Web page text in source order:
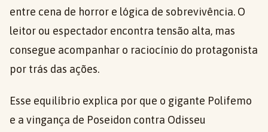
entre cena de horror e lógica de sobrevivência. O
leitor ou espectador encontra tensão alta, mas
consegue acompanhar o raciocínio do protagonista
por trás das ações.
Esse equilíbrio explica por que o gigante Polifemo
e a vingança de Poseidon contra Odisseu